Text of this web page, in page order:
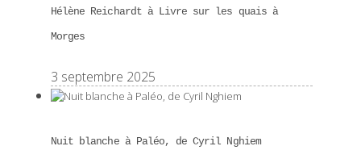
Hélène Reichardt à Livre sur les quais à
Morges
3 septembre 2025
Nuit blanche à Paléo, de Cyril Nghiem